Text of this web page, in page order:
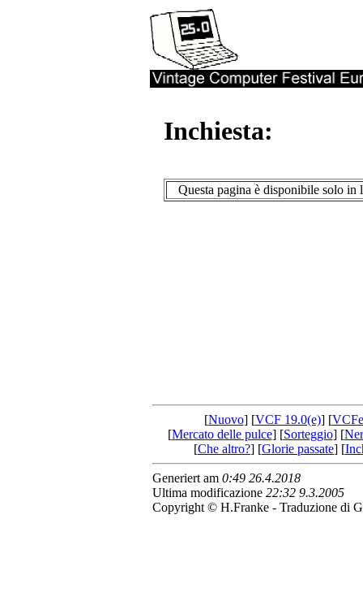
Inchiesta:
Questa pagina è disponibile solo in
[Nuovo] [VCF 19.0(e)] [
[Mercato delle pulce] [Sorteggio] [
[Che altro?] [Glorie passate] [
Generiert am 0:49 26.4.2018
Ultima modificazione 22:32 9.3.2005
Copyright © H.Franke - Traduzione di